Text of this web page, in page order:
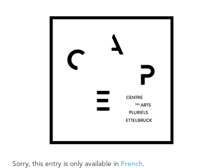
Sorry, this entry is only available in French.